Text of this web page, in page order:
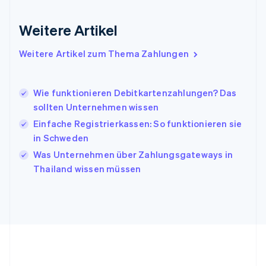
Weitere Artikel
Weitere Artikel zum Thema Zahlungen
Wie funktionieren Debitkartenzahlungen? Das
sollten Unternehmen wissen
Einfache Registrierkassen: So funktionieren sie
in Schweden
Was Unternehmen über Zahlungsgateways in
Thailand wissen müssen
English
Italien
Italiano English
EnglishFrançais
Kroatien
EnglishItaliano
Lettland
Liechtenstein
DeutschEnglish